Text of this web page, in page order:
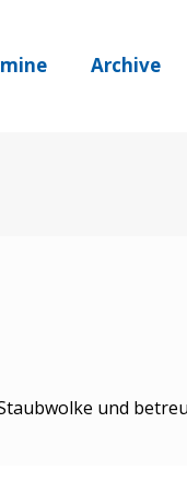
Archive
und